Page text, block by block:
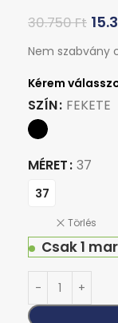
30.750Ft
Nem szabvány
SZÍN FEKETE
MÉRET 37
37
Törlés
Csak 1